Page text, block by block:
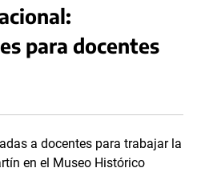
para docentes
a docentes para trabajar la
en el Museo Histórico